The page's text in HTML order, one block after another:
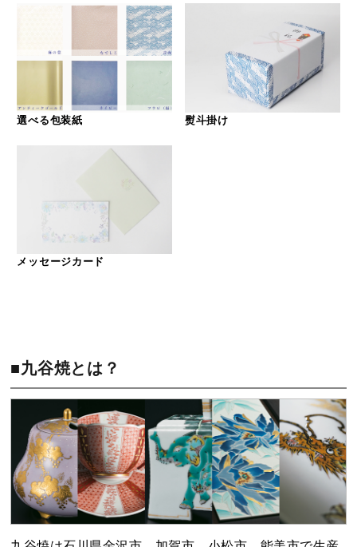
選べる包装紙 熨斗掛け
メッセージカード
■九谷焼とは？